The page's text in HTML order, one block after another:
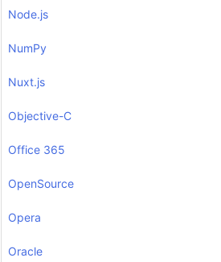
Node.js
NumPy
Nuxt.js
Objective-C
Office 365
OpenSource
Opera
Oracle